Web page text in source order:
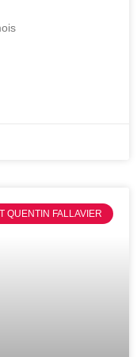
QUENTIN FALLAVIER